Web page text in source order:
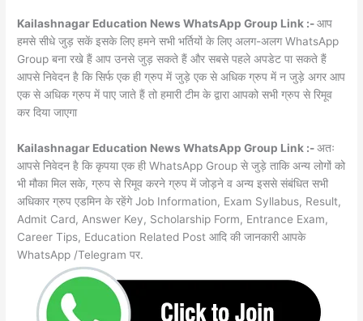
Kailashnagar Education News WhatsApp Group Link :-आप
हमसे सीधे जुड़ सकें इसके लिए हमने सभी भर्तियों के लिए अलग-अलग WhatsApp
Group बना रखे हैं आप उनसे जुड़ सकते हैं और सबसे पहले अपडेट पा सकते हैं
आपसे निवेदन है कि सिर्फ एक ही ग्रुप में जुड़े एक से अधिक ग्रुप में न जुड़े अगर आप
एक से अधिक ग्रुप में पाए जाते हैं तो हमारी टीम के द्वारा आपको सभी ग्रुप से रिमूव
कर दिया जाएगा
Kailashnagar Education News WhatsApp Group Link :-अतः
आपसे निवेदन है कि कृपया एक ही WhatsApp Group से जुड़े ताकि अन्य लोगों को
भी मौका मिल सके, ग्रुप से रिमूव करने ग्रुप में जोड़ने व अन्य इससे संबंधित सभी
अधिकार ग्रुप एडमिन के रहेंगे Job Information, Exam Syllabus, Result,
Admit Card, Answer Key, Scholarship Form, Entrance Exam,
Career Tips, Education Related Post आदि की जानकारी आपके
WhatsApp /Telegram पर.